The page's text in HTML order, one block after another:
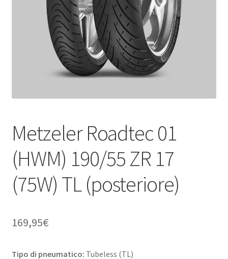
Metzeler Roadtec 01
(HWM) 190/55 ZR 17
(75W) TL (posteriore)
169,95€
Tipo di pneumatico: Tubeless (TL)